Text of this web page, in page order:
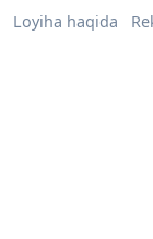
Loyiha haqida